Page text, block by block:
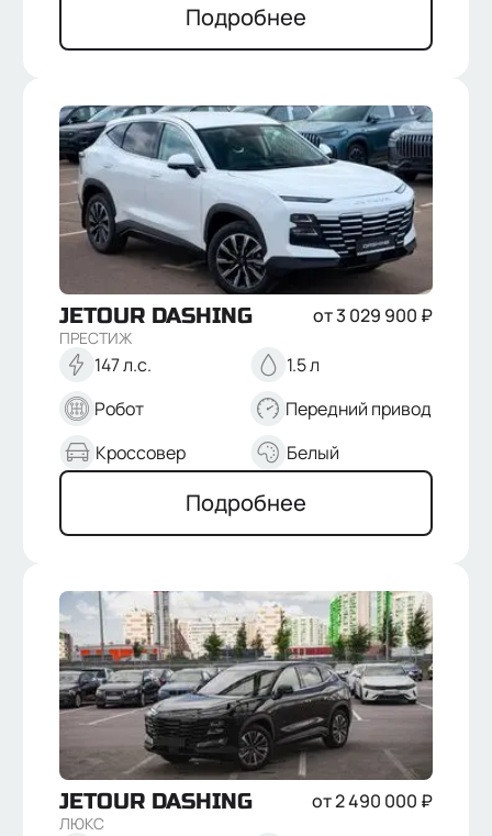
Подробнее
JETOUR DASHING от3 029 900 ₽
ПРЕСТИЖ
147 л.с.
1.5 л
Робот
Передний привод
Кроссовер
Белый
Подробнее
JETOUR DASHING от2 490 000 ₽
ЛЮКС